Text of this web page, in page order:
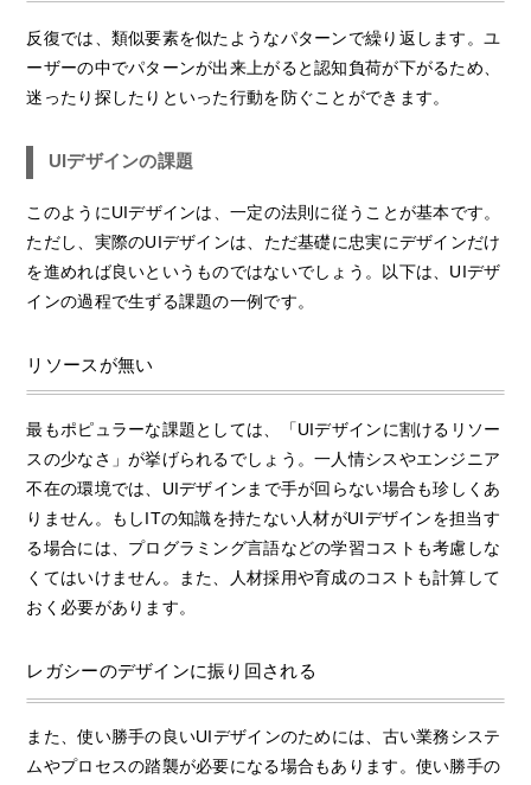
反復では、類似要素を似たようなパターンで繰り返します。ユ
ーザーの中でパターンが出来上がると認知負荷が下がるため、
迷ったり探したりといった行動を防ぐことができます。
UIデザインの課題
このようにUIデザインは、一定の法則に従うことが基本です。
ただし、実際のUIデザインは、ただ基礎に忠実にデザインだけ
を進めれば良いというものではないでしょう。以下は、UIデザ
インの過程で生ずる課題の一例です。
リソースが無い
最もポピュラーな課題としては、「UIデザインに割けるリソー
スの少なさ」が挙げられるでしょう。一人情シスやエンジニア
不在の環境では、UIデザインまで手が回らない場合も珍しくあ
りません。もしITの知識を持たない人材がUIデザインを担当す
る場合には、プログラミング言語などの学習コストも考慮しな
くてはいけません。また、人材採用や育成のコストも計算して
おく必要があります。
レガシーのデザインに振り回される
また、使い勝手の良いUIデザインのためには、古い業務システ
ムやプロセスの踏襲が必要になる場合もあります。使い勝手の